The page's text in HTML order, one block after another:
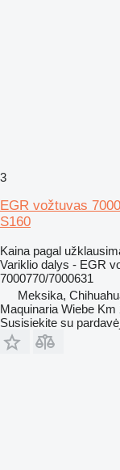
3
EGR vožtuvas
S160
Kaina pagal
Variklio dalys - EGR
7000770/7000631
Meksika,
Maquinaria Wiebe Km
Susisiekite su